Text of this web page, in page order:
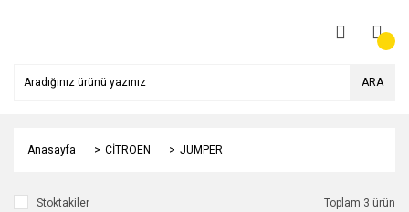
ARA
Anasayfa CİTROEN JUMPER
Stoktakiler Toplam 3 ürün